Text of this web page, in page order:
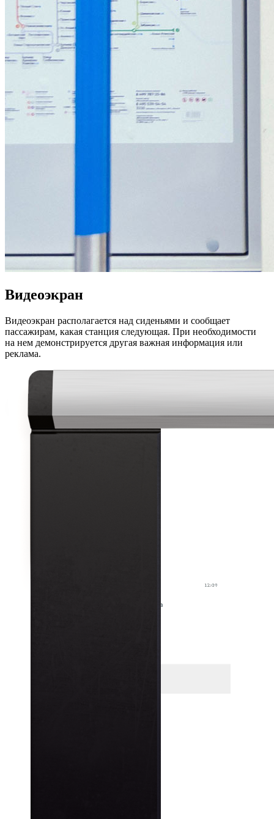
Видеоэкран
Видеоэкран располагается над сиденьями и сообщает
пассажирам, какая станция следующая. При необходимости
на нем демонстрируется другая важная информация или
реклама.